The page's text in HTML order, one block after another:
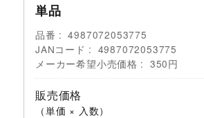
単品
品番
4987072053775
JANコード
4987072053775
メーカー希望小売価格
350円
販売価格
（単価 × 入数）